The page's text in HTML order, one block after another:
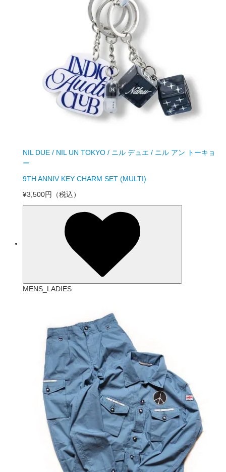
NIL DUE / NIL UN TOKYO / ニル デュエ / ニル アン トーキョ
ー
9TH ANNIV KEY CHARM SET (MULTI)
¥3,500円
（税込）
MENS_LADIES